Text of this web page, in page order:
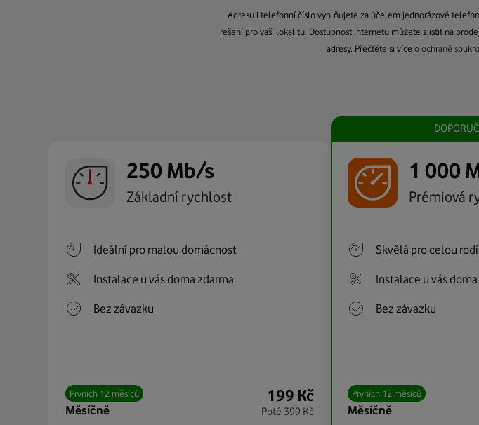
Adresu i telefonní číslo vyplňujete za účelem jednorázové
řešení pro vaši lokalitu. Dostupnost internetu můžete zjistit na
adresy. Přečtěte si více o ochraně
250 Mb/s
Základní rychlost
Ideální pro malou domácnost
Instalace u vás doma zdarma
Bez závazku
Prvních 12 měsíců
měsíčně
199 Kč
Poté 399 Kč
1 000
Prémiová
Skvělá pro celou
Instalace u vás
Bez závazku
Prvních 12 měsíců
měsíčně